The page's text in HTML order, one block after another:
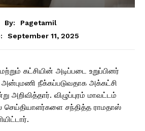
By:
Pagetamil
September 11, 2025
கட்சியின் அடிப்படை உறுப்பினர்
அன்புமணி நீக்கப்படுவதாக அக்கட்சி
அறிவித்தார். விழுப்புரம் மாவட்டம்
செய்தியாளர்களை சந்தித்த ராமதாஸ்